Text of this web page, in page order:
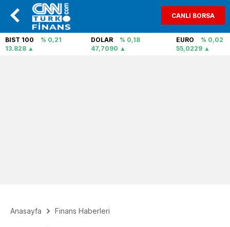
CANLI BORSA
BIST 100
% 0,21
13.828
DOLAR
% 0,18
47,7090
EURO
% 0,02
55,0229
Anasayfa Finans Haberleri